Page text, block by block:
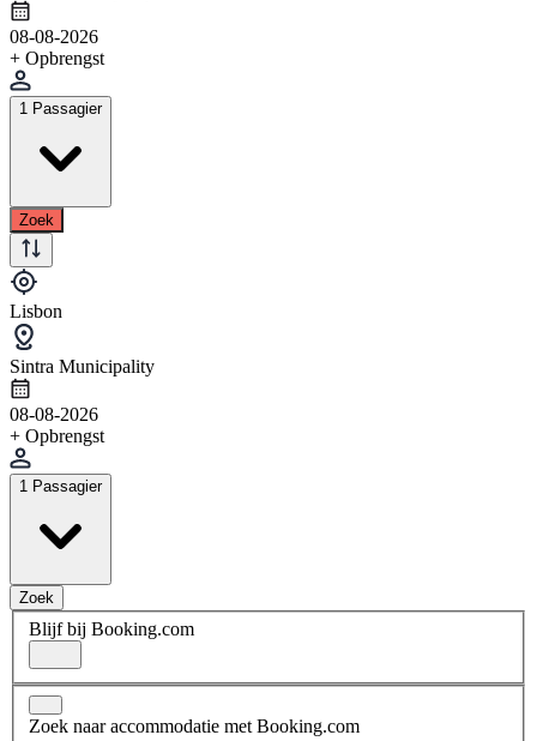
08-08-2026
+ Opbrengst
1 Passagier
Zoek
Lisbon
Sintra Municipality
08-08-2026
+ Opbrengst
1 Passagier
Zoek
Blijf bij Booking.com
Zoek naar accommodatie met Booking.com